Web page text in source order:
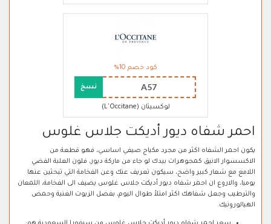
كود خصم 10%
A57 نسخ
لوكسيتان (L'Occitane)
احمر شفاه ديور أديكت جلاس غلوس
يكون احمر الشفاه اكثر من مجرد مكياج صيفي اساسي، فهو قطعة من
الاكسسوار الانيق كمجوهرات بيدك لو جاء من ماركة ديور، فلون العلبة الفضي
اللامع مع شعار كبير واضح، سيكون تعريف عنك وعن الفخامة التي تبحثين عنها
يوميا، والاروع ان احمر شفاه ديور أديكت جلاس غلوس يضيف الى الفخامة، اللمعان
والترطيب وجعل شفاهك اكثر امتلأ طوال اليوم، بفضل الزيوت الغنية وحمض
الهيالورونيك.